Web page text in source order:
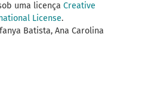
uma licença Creative
License.
Batista, Ana Carolina